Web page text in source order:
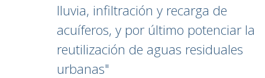
lluvia, infiltración y recarga de
acuíferos, y por último potenciar la
reutilización de aguas residuales
urbanas"